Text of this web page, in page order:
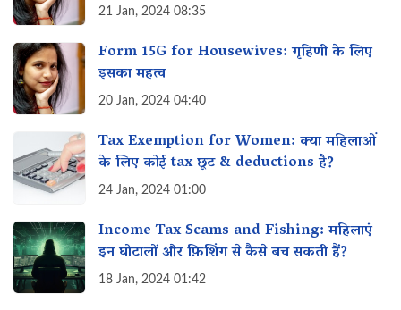
21 Jan, 2024 08:35
Form 15G for Housewives: गृहिणी के लिए
इसका महत्व‌
20 Jan, 2024 04:40
Tax Exemption for Women: क्या महिलाओं
के लिए कोई tax छूट & deductions है?
24 Jan, 2024 01:00
Income Tax Scams and Fishing: महिलाएं
इन घोटालों और फ़िशिंग से कैसे बच सकती हैं?
18 Jan, 2024 01:42